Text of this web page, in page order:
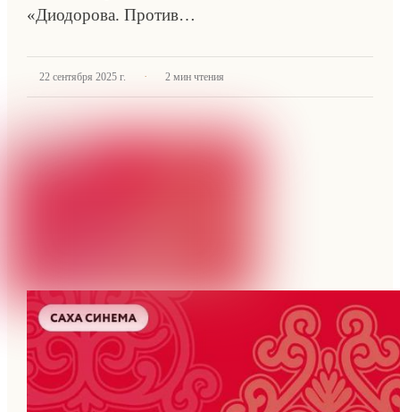
«Диодорова. Против…
22 сентября 2025 г. · 2 мин чтения